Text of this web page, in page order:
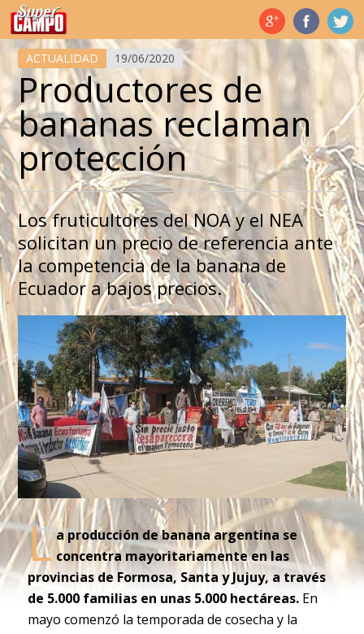
Temas de hoy
ACTUALIDAD 19/06/2020
Productores de
bananas reclaman
protección
Los fruticultores del NOA y el NEA
solicitan un precio de referencia ante
la competencia de la banana de
Ecuador a bajos precios.
L a producción de banana argentina se
concentra mayoritariamente en las
provincias de Formosa, Santa y Jujuy, a través
de 5.000 familias en unas 5.000 hectáreas. En
mayo comenzó la temporada de cosecha y la